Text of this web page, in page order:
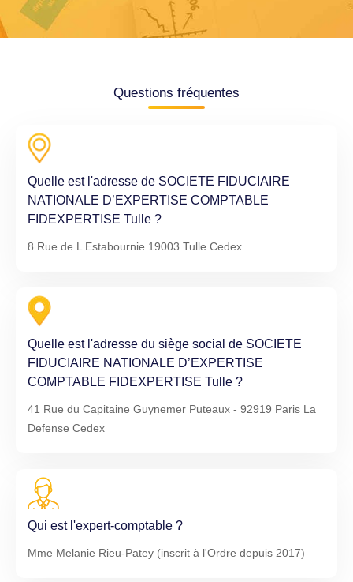
Questions fréquentes
Quelle est l'adresse de SOCIETE FIDUCIAIRE
NATIONALE D’EXPERTISE COMPTABLE
FIDEXPERTISE Tulle ?
8 Rue de L Estabournie 19003 Tulle Cedex
Quelle est l'adresse du siège social de SOCIETE
FIDUCIAIRE NATIONALE D’EXPERTISE
COMPTABLE FIDEXPERTISE Tulle ?
41 Rue du Capitaine Guynemer Puteaux - 92919 Paris La
Defense Cedex
Qui est l'expert-comptable ?
Mme Melanie Rieu-Patey (inscrit à l'Ordre depuis 2017)